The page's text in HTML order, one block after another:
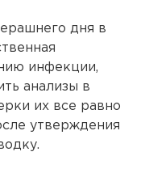
дня в
инфекции,
анализы в
их все равно
утверждения